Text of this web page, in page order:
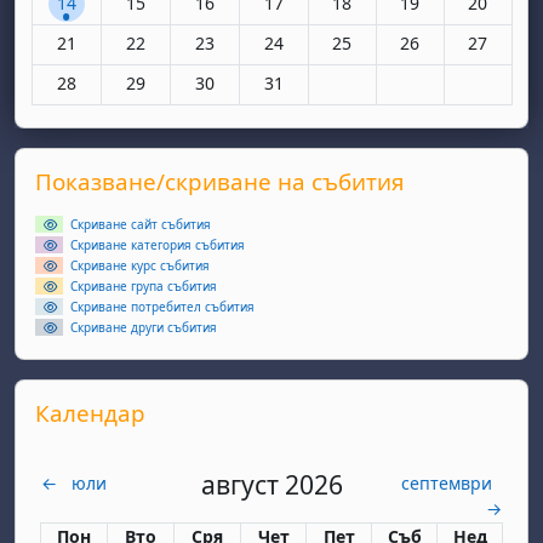
Няма събития, понеделник, 21 октомври
21 Няма събития, вторник, 22 октомври
22 Няма събития, сряда, 23 октомври
23 Няма събития, четвъртък, 24
24 Няма събития, петък, 25
25 Няма събития,
26 Няма
27
Няма събития, понеделник, 28 октомври
28 Няма събития, вторник, 29 октомври
29 Няма събития, сряда, 30 октомври
30 Няма събития, четвъртък, 31
31
Supplementary blocks
Прескочи Показване/скриване на събития
Показване/скриване на събития
Скриване сайт събития
Скриване категория събития
Скриване курс събития
Скриване група събития
Скриване потребител събития
Скриване други събития
Прескочи Календар
Календар
← юли август 2026
септември
→
Понеделник
Пон вторник
Вто сряда
Сря четвъртък
Чет петък
Пет събота
Съб неделя
Нед